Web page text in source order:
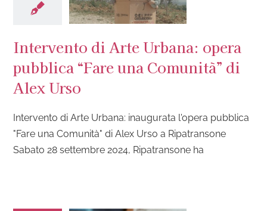
Intervento di Arte Urbana: opera
pubblica “Fare una Comunità” di
Alex Urso
Intervento di Arte Urbana: inaugurata l'opera pubblica
"Fare una Comunità" di Alex Urso a Ripatransone
Sabato 28 settembre 2024, Ripatransone ha